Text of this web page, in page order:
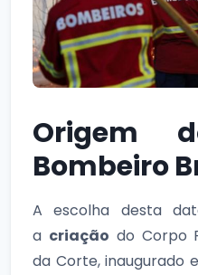
Origem
Bombeiro
A escolha desta
a criação do Corpo
da Corte, inaugurado